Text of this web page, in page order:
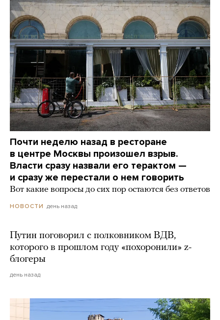
Почти неделю назад в ресторане
в центре Москвы произошел взрыв.
Власти сразу назвали его терактом —
и сразу же перестали о нем говорить
Вот какие вопросы до сих пор остаются без ответов
НОВОСТИ день назад
Путин поговорил с полковником ВДВ,
которого в прошлом году «похоронили» z-
блогеры
день назад